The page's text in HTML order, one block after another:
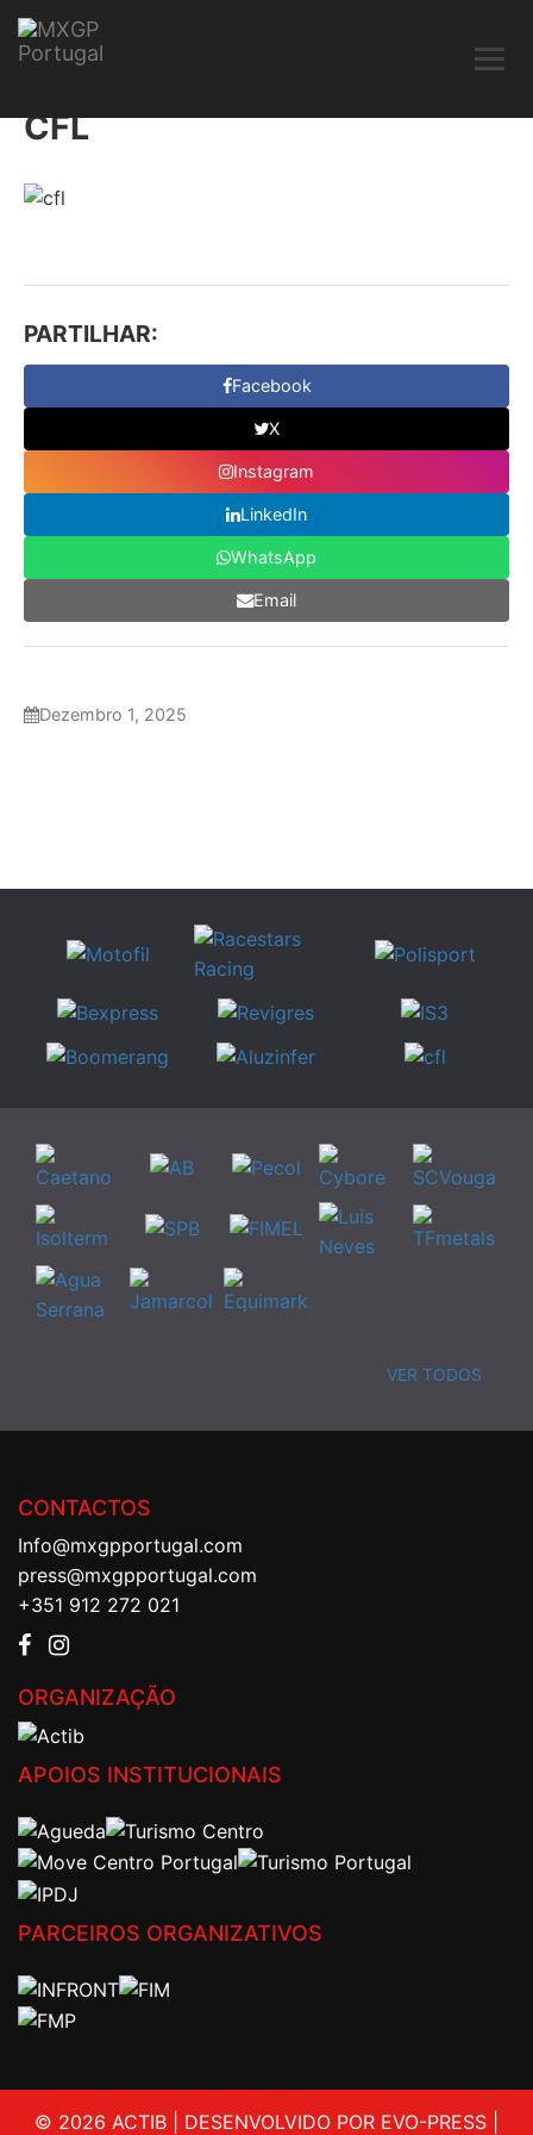
CFL
PARTILHAR:
Facebook
X
Instagram
LinkedIn
WhatsApp
Email
Dezembro 1, 2025
VER TODOS
CONTACTOS
Info@mxgpportugal.com
press@mxgpportugal.com
+351 912 272 021
ORGANIZAÇÃO
APOIOS INSTITUCIONAIS
PARCEIROS ORGANIZATIVOS
© 2026 ACTIB | DESENVOLVIDO POR EVO-PRESS |